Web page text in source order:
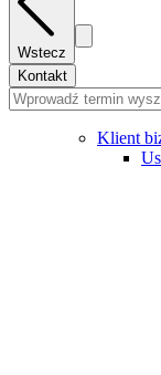
Wstecz
Kontakt
Klient